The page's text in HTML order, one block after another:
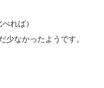
れば）
少なかったようです。